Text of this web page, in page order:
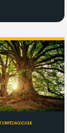
PÉDAGOGIQUE